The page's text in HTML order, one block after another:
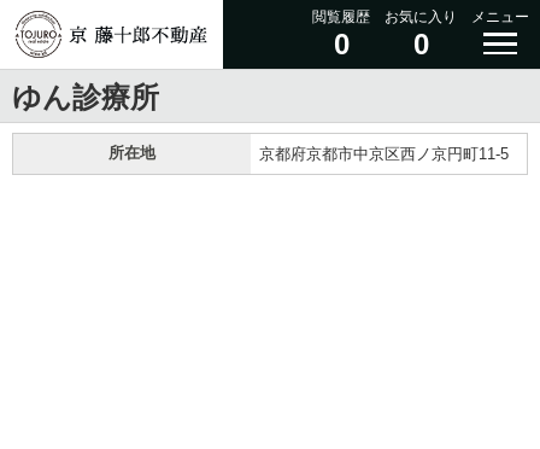
閲覧履歴
0
お気に入り
0
メニュー
ゆん診療所
所在地 京都府京都市中京区西ノ京円町11-5